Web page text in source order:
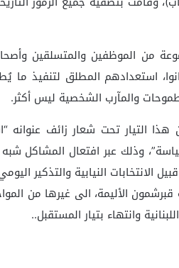
من الموظفين والمتسلقين
استعدادهم المطلق لتنفيذ
والمآرب الشخصية ليس أكثر.
هذا التيار تحت شعار زائف
وذلك عبر افتعال المشاكل شبه
الانتخابات النيابية والتذكير
الأليمة، الى غيرها من
وانتهاء بتيار المستقبل..